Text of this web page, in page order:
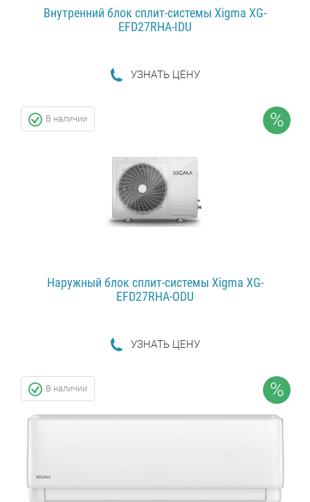
Внутренний блок сплит-системы Xigma XG-
EFD27RHA-IDU
УЗНAТЬ ЦЕНУ
%
В наличии
Наружный блок сплит-системы Xigma XG-
EFD27RHA-ODU
УЗНAТЬ ЦЕНУ
%
В наличии